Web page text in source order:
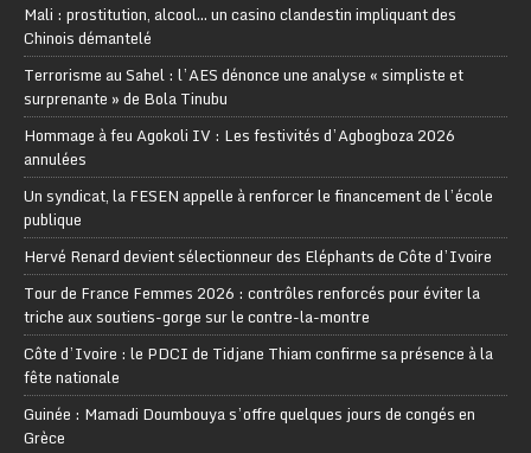
Mali : prostitution, alcool… un casino clandestin impliquant des
Chinois démantelé
Terrorisme au Sahel : l’AES dénonce une analyse « simpliste et
surprenante » de Bola Tinubu
Hommage à feu Agokoli IV : Les festivités d’Agbogboza 2026
annulées
Un syndicat, la FESEN appelle à renforcer le financement de l’école
publique
Hervé Renard devient sélectionneur des Eléphants de Côte d’Ivoire
Tour de France Femmes 2026 : contrôles renforcés pour éviter la
triche aux soutiens-gorge sur le contre-la-montre
Côte d’Ivoire : le PDCI de Tidjane Thiam confirme sa présence à la
fête nationale
Guinée : Mamadi Doumbouya s’offre quelques jours de congés en
Grèce